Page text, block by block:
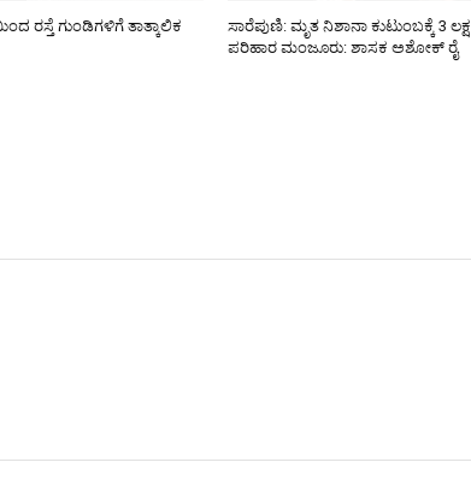
ರಸ್ತೆ ಗುಂಡಿಗಳಿಗೆ ತಾತ್ಕಾಲಿಕ
ಸಾರೆಪುಣಿ: ಮೃತ ನಿಶಾನಾ ಕುಟುಂಬಕ್ಕೆ 3 ಲಕ್ಷ
ಪರಿಹಾರ ಮಂಜೂರು: ಶಾಸಕ ಅಶೋಕ್ ರೈ